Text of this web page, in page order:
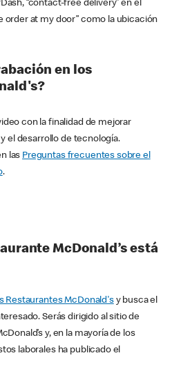
“contact-free delivery” en el
order at my door” como la ubicación
en los
con la finalidad de mejorar
el desarrollo de tecnología.
las Preguntas frecuentes sobre el
.
McDonald’s está
Restaurantes McDonald'sy busca el
Serás dirigido al sitio de
y, en la mayoría de los
laborales ha publicado el